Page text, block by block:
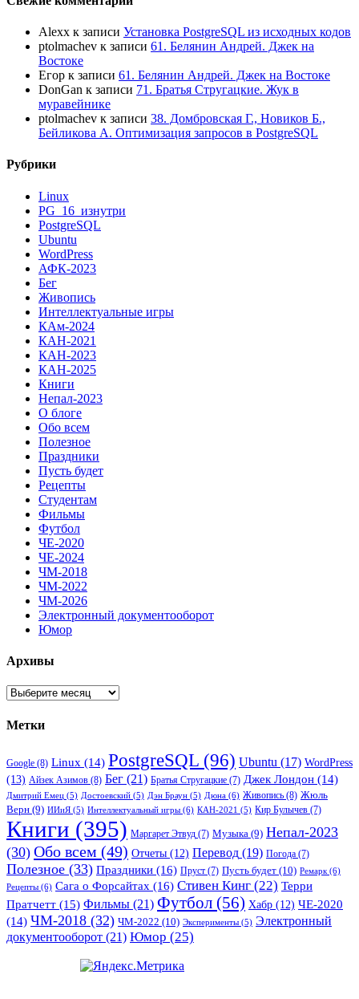
Alexx к записи Установка PostgreSQL из исходных кодов
ptolmachev к записи 61. Белянин Андрей. Джек на
Востоке
Егор к записи 61. Белянин Андрей. Джек на Востоке
DonGan к записи 71. Братья Стругацкие. Жук в
муравейнике
ptolmachev к записи 38. Домбровская Г., Новиков Б.,
Бейликова А. Оптимизация запросов в PostgreSQL
Рубрики
Linux
PG_16_изнутри
PostgreSQL
Ubuntu
WordPress
АФК-2023
Бег
Живопись
Интеллектуальные игры
КАм-2024
КАН-2021
КАН-2023
КАН-2025
Книги
Непал-2023
О блоге
Обо всем
Полезное
Праздники
Пусть будет
Рецепты
Студентам
Фильмы
Футбол
ЧЕ-2020
ЧЕ-2024
ЧМ-2018
ЧМ-2022
ЧМ-2026
Электронный документооборот
Юмор
Архивы
Архивы
Метки
Google (8) Linux (14) PostgreSQL (96) Ubuntu (17) WordPress
(13) Айзек Азимов (8) Бег (21) Братья Стругацкие (7) Джек Лондон (14)
Дмитрий Емец (5) Достоевский (5) Дэн Браун (5) Дюна (6) Живопись (8) Жюль
Верн (9) ИИиЯ (5) Интеллектуальный игры (6) КАН-2021 (5) Кир Булычев (7)
Книги (395) Маргарет Этвуд (7) Музыка (9) Непал-2023
(30) Обо всем (49) Отчеты (12) Перевод (19) Погода (7)
Полезное (33) Праздники (16) Пруст (7) Пусть будет (10) Ремарк (6)
Рецепты (6) Сага о Форсайтах (16) Стивен Кинг (22) Терри
Пратчетт (15) Фильмы (21) Футбол (56) Хабр (12) ЧЕ-2020
(14) ЧМ-2018 (32) ЧМ-2022 (10) Эксперименты (5) Электронный
документооборот (21) Юмор (25)